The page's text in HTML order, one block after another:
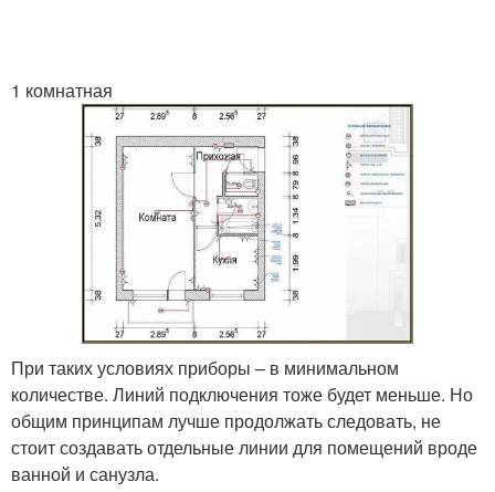
1 комнатная
При таких условиях приборы – в минимальном
количестве. Линий подключения тоже будет меньше. Но
общим принципам лучше продолжать следовать, не
стоит создавать отдельные линии для помещений вроде
ванной и санузла.